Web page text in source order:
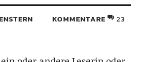
KOMMENTARE 23